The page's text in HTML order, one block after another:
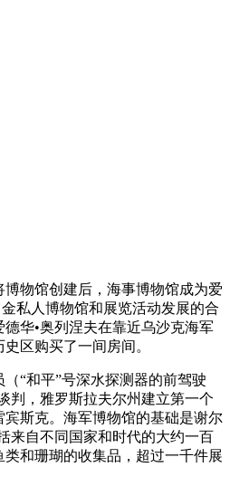
物馆创建后，海事博物馆成为爱
私人博物馆和展览活动发展的合
华•奥列涅夫在靠近乌沙克海军
区购买了一间房间。
“和平”号深水探测器的前驾驶
判，雅罗斯拉夫尔州建立第一个
斯克。海军博物馆的基础是谢尔
来自不同国家和时代的大约一百
和珊瑚的收集品，超过一千件展